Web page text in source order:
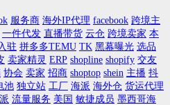
服务商 海外IP代理 facebook 跨境主
一件代发 直播带货 云仓 跨境卖家 本
驻 拼多多TEMU TK 黑幕曝光 选品
卖家精灵 ERP shopline shopify 交友
协会 卖家 招商 shoptop shein 主播 抖
池 独立站 工厂 海派 海外仓 货运代理
流量服务 美国 敏捷成员 墨西哥海